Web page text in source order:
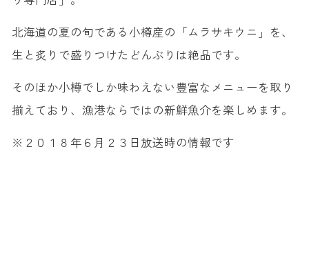
北海道の夏の旬である小樽産の「ムラサキウニ」を、
生と炙りで盛りつけたどんぶりは絶品です。
そのほか小樽でしか味わえない豊富なメニューを取り
揃えており、漁港ならではの新鮮魚介を楽しめます。
※２０１８年６月２３日放送時の情報です